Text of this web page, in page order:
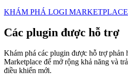
KHÁM PHÁ LOGI MARKETPLACE
Các plugin được hỗ trợ
Khám phá các plugin được hỗ trợ phản
Marketplace để mở rộng khả năng và
điều khiển mới.